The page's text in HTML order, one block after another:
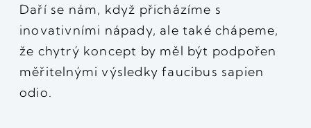
Daří se nám, když přicházíme s
inovativními nápady, ale také chápeme,
že chytrý koncept by měl být podpořen
měřitelnými výsledky faucibus sapien
odio.